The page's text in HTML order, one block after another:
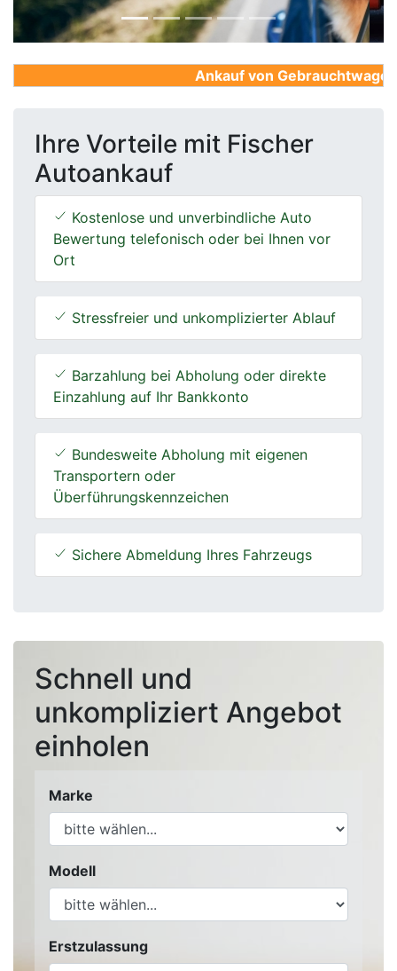
Ankauf von
Ihre Vorteile mit Fischer
Autoankauf
Kostenlose und unverbindliche Auto
Bewertung telefonisch oder bei Ihnen vor
Ort
Stressfreier und unkomplizierter Ablauf
Barzahlung bei Abholung oder direkte
Einzahlung auf Ihr Bankkonto
Bundesweite Abholung mit eigenen
Transportern oder
Überführungskennzeichen
Sichere Abmeldung Ihres Fahrzeugs
Schnell und
unkompliziert Angebot
einholen
Marke
Modell
Erstzulassung